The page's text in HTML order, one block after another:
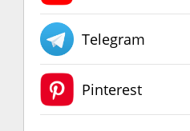
Telegram
Pinterest